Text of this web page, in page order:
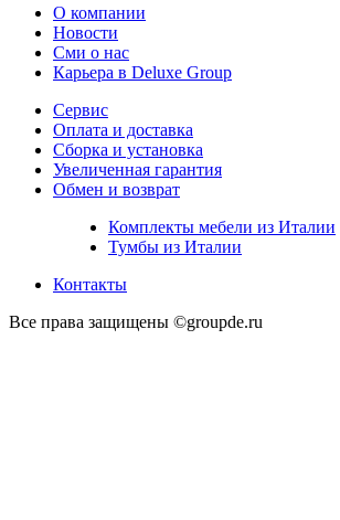
О компании
Новости
Сми о нас
Карьера в Deluxe Group
Сервис
Оплата и доставка
Сборка и установка
Увеличенная гарантия
Обмен и возврат
Комплекты мебели из Италии
Тумбы из Италии
Контакты
Все права защищены ©groupde.ru